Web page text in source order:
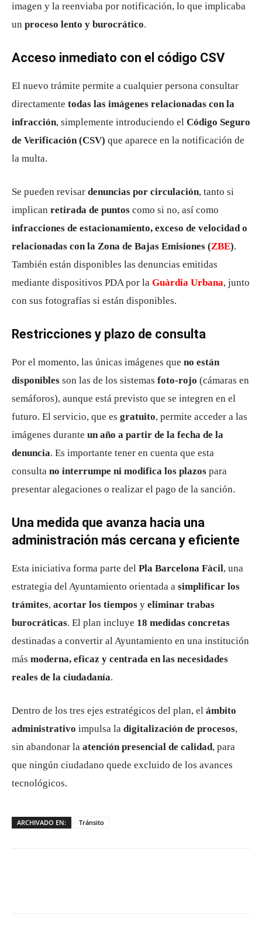
imagen y la reenviaba por notificación, lo que implicaba
un proceso lento y burocrático.
Acceso inmediato con el código CSV
El nuevo trámite permite a cualquier persona consultar
directamente todas las imágenes relacionadas con la
infracción, simplemente introduciendo el Código Seguro
de Verificación (CSV) que aparece en la notificación de
la multa.
Se pueden revisar denuncias por circulación, tanto si
implican retirada de puntos como si no, así como
infracciones de estacionamiento, exceso de velocidad o
relacionadas con la Zona de Bajas Emisiones (ZBE).
También están disponibles las denuncias emitidas
mediante dispositivos PDA por la Guàrdia Urbana, junto
con sus fotografías si están disponibles.
Restricciones y plazo de consulta
Por el momento, las únicas imágenes que no están
disponibles son las de los sistemas foto-rojo (cámaras en
semáforos), aunque está previsto que se integren en el
futuro. El servicio, que es gratuito, permite acceder a las
imágenes durante un año a partir de la fecha de la
denuncia. Es importante tener en cuenta que esta
consulta no interrumpe ni modifica los plazos para
presentar alegaciones o realizar el pago de la sanción.
Una medida que avanza hacia una
administración más cercana y eficiente
Esta iniciativa forma parte del Pla Barcelona Fàcil, una
estrategia del Ayuntamiento orientada a simplificar los
trámites, acortar los tiempos y eliminar trabas
burocráticas. El plan incluye 18 medidas concretas
destinadas a convertir al Ayuntamiento en una institución
más moderna, eficaz y centrada en las necesidades
reales de la ciudadanía.
Dentro de los tres ejes estratégicos del plan, el ámbito
administrativo impulsa la digitalización de procesos,
sin abandonar la atención presencial de calidad, para
que ningún ciudadano quede excluido de los avances
tecnológicos.
ARCHIVADO EN: Tránsito